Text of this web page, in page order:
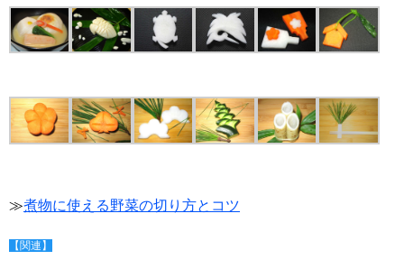
≫煮物に使える野菜の切り方とコツ
【関連】